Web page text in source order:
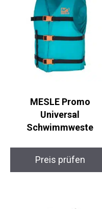
MESLE Promo
Universal
Schwimmweste
Preis prüfen